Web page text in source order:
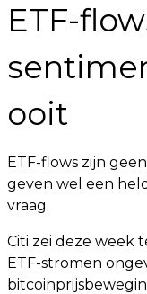
ETF-
ooit
ETF-flows zijn
geven wel een
vraag.
Citi zei deze week
ETF-stromen